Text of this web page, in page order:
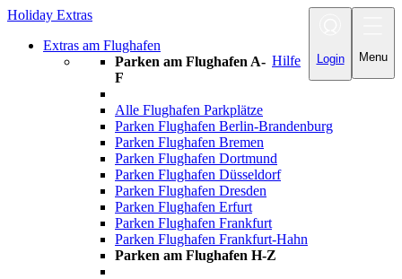
Menu
Login
Hilfe
Holiday Extras
Extras am Flughafen
Parken am Flughafen A-
F
Alle Flughafen Parkplätze
Parken Flughafen Berlin-Brandenburg
Parken Flughafen Bremen
Parken Flughafen Dortmund
Parken Flughafen Düsseldorf
Parken Flughafen Dresden
Parken Flughafen Erfurt
Parken Flughafen Frankfurt
Parken Flughafen Frankfurt-Hahn
Parken am Flughafen H-Z